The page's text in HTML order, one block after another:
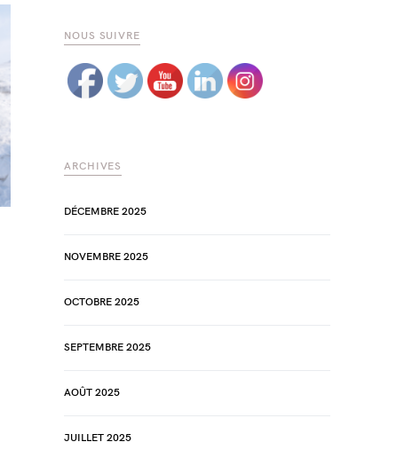
NOUS SUIVRE
ARCHIVES
DÉCEMBRE 2025
NOVEMBRE 2025
OCTOBRE 2025
SEPTEMBRE 2025
AOÛT 2025
JUILLET 2025